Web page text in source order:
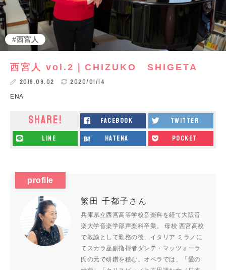
西宮人
西宮人 vol.2｜CHIZUKO SHIGETA
2019.09.02 2020/01/14
ENA
SHARE! facebook twitter
line hatena pocket
profile
繁田 千都子さん
兵庫県立西宮高等学校音楽科を経て大阪音
楽大学音楽学部声楽科卒業。 母校 西宮高校
で教諭として勤務の後、イタリア ミラノに
てスカラ座副指揮者ダンテ・マッツォーラ
氏の元で研鑽を積む。オペラでは、「愛の